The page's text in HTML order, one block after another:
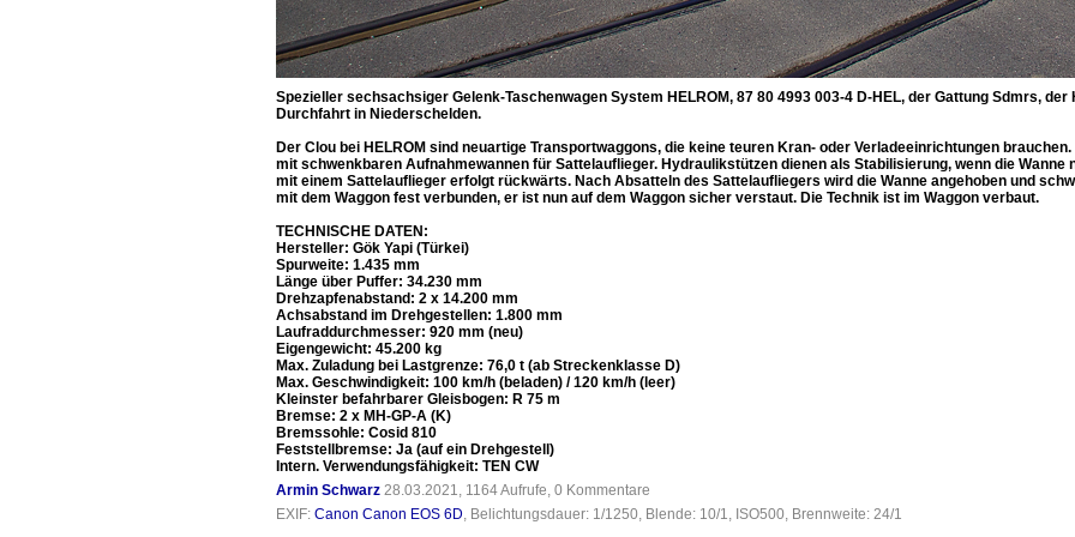
Spezieller sechsachsiger Gelenk-Taschenwagen System HELROM, 87 80 4993 003-4 D-HEL, der Gattung Sdmrs,
Durchfahrt in Niederschelden.
Der Clou bei HELROM sind neuartige Transportwaggons, die keine teuren Kran- oder Verladeeinrichtungen
mit schwenkbaren Aufnahmewannen für Sattelauflieger. Hydraulikstützen dienen als Stabilisierung, wenn die
mit einem Sattelauflieger erfolgt rückwärts. Nach Absatteln des Sattelaufliegers wird die Wanne angehoben und
mit dem Waggon fest verbunden, er ist nun auf dem Waggon sicher verstaut. Die Technik ist im Waggon verbaut.
TECHNISCHE DATEN:
Hersteller: Gök Yapi (Türkei)
Spurweite: 1.435 mm
Länge über Puffer: 34.230 mm
Drehzapfenabstand: 2 x 14.200 mm
Achsabstand im Drehgestellen: 1.800 mm
Laufraddurchmesser: 920 mm (neu)
Eigengewicht: 45.200 kg
Max. Zuladung bei Lastgrenze: 76,0 t (ab Streckenklasse D)
Max. Geschwindigkeit: 100 km/h (beladen) / 120 km/h (leer)
Kleinster befahrbarer Gleisbogen: R 75 m
Bremse: 2 x MH-GP-A (K)
Bremssohle: Cosid 810
Feststellbremse: Ja (auf ein Drehgestell)
Intern. Verwendungsfähigkeit: TEN CW
Armin Schwarz 28.03.2021, 1164 Aufrufe, 0 Kommentare
EXIF: Canon Canon EOS 6D, Belichtungsdauer: 1/1250, Blende: 10/1, ISO500, Brennweite: 24/1